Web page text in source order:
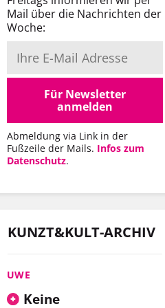
Mail über die Nachrichten der
Woche:
Für Newsletter
anmelden
Abmeldung via Link in der
Fußzeile der Mails. Infos zum
Datenschutz.
KUNZT&KULT-ARCHIV
UWE
Keine